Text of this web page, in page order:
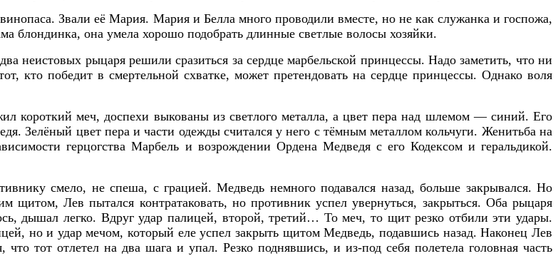
Звали её Мария. Мария и Белла много проводили вместе, но не как служанка и госпожа,
блондинка, она умела хорошо подобрать длинные светлые волосы хозяйки.
неистовых рыцаря решили сразиться за сердце марбельской принцессы. Надо заметить, что ни
кто победит в смертельной схватке, может претендовать на сердце принцессы. Однако воля
короткий меч, доспехи выкованы из светлого металла, а цвет пера над шлемом — синий. Его
Зелёный цвет пера и части одежды считался у него с тёмным металлом кольчуги. Женитьба на
герцогства Марбель и возрождении Ордена Медведя с его Кодексом и геральдикой.
смело, не спеша, с грацией. Медведь немного подавался назад, больше закрывался. Но
щитом, Лев пытался контратаковать, но противник успел увернуться, закрыться. Оба рыцаря
дышал легко. Вдруг удар палицей, второй, третий… То меч, то щит резко отбили эти удары.
но и удар мечом, который еле успел закрыть щитом Медведь, подавшись назад. Наконец Лев
тот отлетел на два шага и упал. Резко поднявшись, и из-под себя полетела головная часть